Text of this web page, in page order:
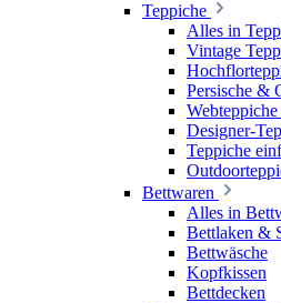
Teppiche
Alles in
Vintage
Persische &
Designer-
Teppiche
Bettwaren
Alles in
Bettlaken &
Bettwäsche
Kopfkissen
Bettdecken